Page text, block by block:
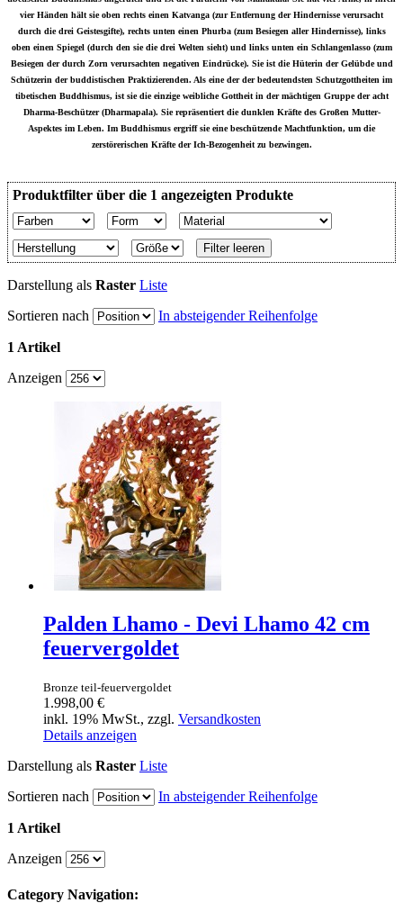
vier Händen hält sie oben rechts einen Katvanga (zur Entfernung der Hindernisse verursacht
durch die drei Geistesgifte), rechts unten einen Phurba (zum Besiegen aller Hindernisse), links
oben einen Spiegel (durch den sie die drei Welten sieht) und links unten ein Schlangenlasso (zum
Besiegen der durch Zorn verursachten negativen Eindrücke). Sie ist die Hüterin der Gelübde und
Schützerin der buddistischen Praktizierenden. Als eine der der bedeutendsten Schutzgottheiten im
tibetischen Buddhismus, ist sie die einzige weibliche Gottheit in der mächtigen Gruppe der acht
Dharma-Beschützer (Dharmapala). Sie repräsentiert die dunklen Kräfte des Großen Mutter-
Aspektes im Leben. Im Buddhismus ergriff sie eine beschützende Machtfunktion, um die
zerstörerischen Kräfte der Ich-Bezogenheit zu bezwingen.
Produktfilter über die 1 angezeigten Produkte
Filter leeren
Darstellung als Raster Liste
Sortieren nach
In absteigender Reihenfolge
1 Artikel
Anzeigen
Palden Lhamo - Devi Lhamo 42 cm
feuervergoldet
Bronze teil-feuervergoldet
1.998,00 €
inkl. 19% MwSt., zzgl. Versandkosten
Details anzeigen
Darstellung als Raster Liste
Sortieren nach
In absteigender Reihenfolge
1 Artikel
Anzeigen
Category Navigation: